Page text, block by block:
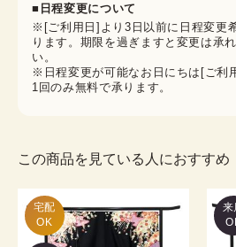
■日程変更について
※[ご利用日]より3日以前に日程変更
ります。期限を過ぎますと変更は承
い。
※日程変更が可能なお日にちは[ご利
1回のみ無料で承ります。
この商品を見ている人におすすめ
宅配
OK
来